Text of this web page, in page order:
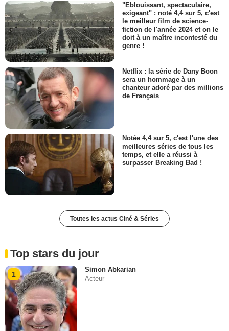
"Eblouissant, spectaculaire,
exigeant" : noté 4,4 sur 5, c'est
le meilleur film de science-
fiction de l'année 2024 et on le
doit à un maître incontesté du
genre !
Netflix : la série de Dany Boon
sera un hommage à un
chanteur adoré par des millions
de Français
Notée 4,4 sur 5, c'est l'une des
meilleures séries de tous les
temps, et elle a réussi à
surpasser Breaking Bad !
Toutes les actus Ciné & Séries
Top stars du jour
1
Simon Abkarian
Acteur